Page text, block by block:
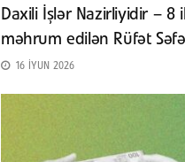
Daxili İşlər Nazirliyidir – 8
məhrum edilən Rüfət
16 İYUN 2026